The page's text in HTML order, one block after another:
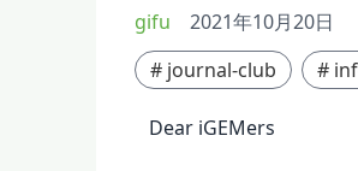
gifu
2021年10月20日
# journal-club #
Dear iGEMers